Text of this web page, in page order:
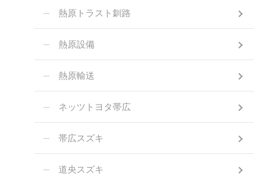
熱原トラスト釧路
熱原設備
熱原輸送
ネッツトヨタ帯広
帯広スズキ
道央スズキ